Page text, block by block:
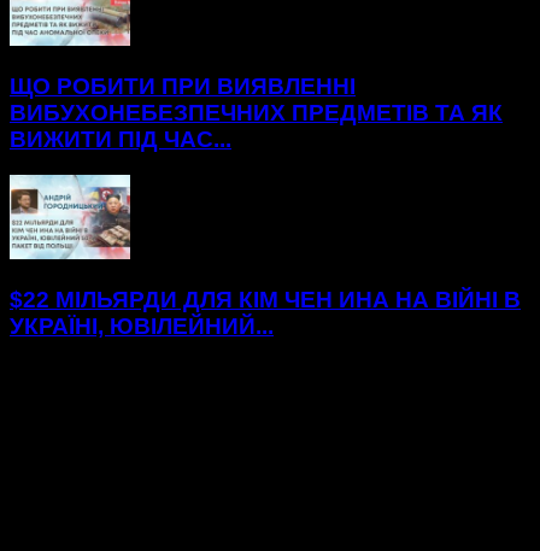
ЩО РОБИТИ ПРИ ВИЯВЛЕННІ
ВИБУХОНЕБЕЗПЕЧНИХ ПРЕДМЕТІВ ТА ЯК
ВИЖИТИ ПІД ЧАС...
$22 МІЛЬЯРДИ ДЛЯ КІМ ЧЕН ИНА НА ВІЙНІ В
УКРАЇНІ, ЮВІЛЕЙНИЙ...